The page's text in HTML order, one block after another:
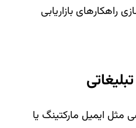
راهکارهای بازاریابی
مثل ایمیل مارکتینگ یا